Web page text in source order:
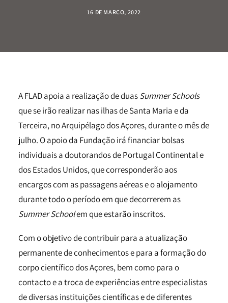
16 DE MARÇO, 2022
A FLAD apoia a realização de duasSummer Schools
que se irão realizar nas ilhas de Santa Maria e da
Terceira, no Arquipélago dos Açores, durante o mês de
julho. O apoio da Fundação irá financiar bolsas
individuais a doutorandos de Portugal Continental e
dos Estados Unidos, que corresponderão aos
encargos com as passagens aéreas e o alojamento
durante todo o período em que decorrerem as
Summer Schoolem que estarão inscritos.
Com o objetivo de contribuir para a atualização
permanente de conhecimentos e para a formação do
corpo científico dos Açores, bem como para o
contacto e a troca de experiências entre especialistas
de diversas instituições científicas e de diferentes